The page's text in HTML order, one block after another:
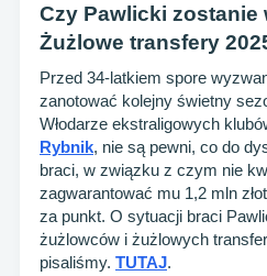
Czy Pawlicki zostanie
Żużlowe transfery
Przed 34-latkiem spore
zanotować kolejny świetny
Włodarze ekstraligowych
Rybnik, nie są pewni, co do
braci, w związku z czym nie
zagwarantować mu 1,2 mln
za punkt. O sytuacji braci
żużlowców i żużlowych
pisaliśmy. TUTAJ.